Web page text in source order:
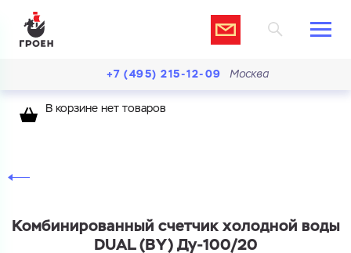
+7 (495) 215-12-09 Москва
В корзине нет товаров
Комбинированный счетчик холодной воды
DUAL (BY) Ду-100/20